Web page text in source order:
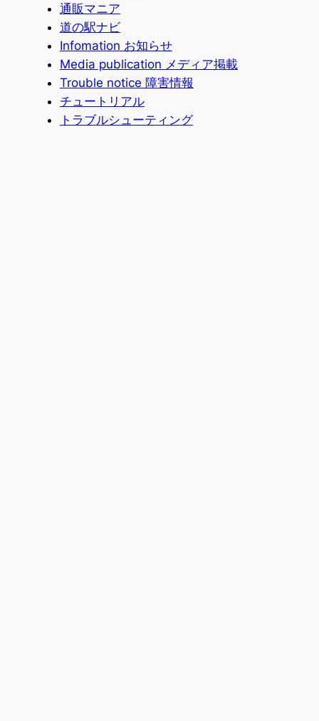
通販マニア
道の駅ナビ
Infomation お知らせ
Media publication メディア掲載
Trouble notice 障害情報
チュートリアル
トラブルシューティング